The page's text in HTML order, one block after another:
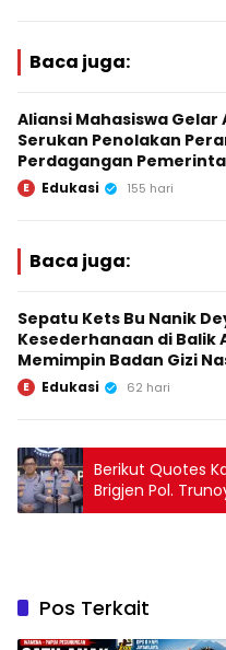
Baca juga:
Aliansi Mahasiswa Gelar
Serukan Penolakan
Perdagangan
E Edukasi 155 hari
Baca juga:
Sepatu Kets Bu Nanik
Kesederhanaan di Balik
Memimpin Badan Gizi
E Edukasi 62 hari
Berikut Quotes
Brigjen Pol.
Pos Terkait